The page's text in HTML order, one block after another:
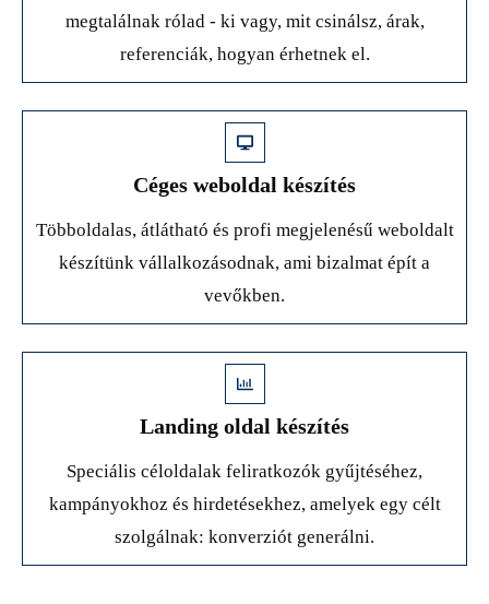
megtalálnak rólad - ki vagy, mit csinálsz, árak,
referenciák, hogyan érhetnek el.
Céges weboldal készítés
Többoldalas, átlátható és profi megjelenésű weboldalt
készítünk vállalkozásodnak, ami bizalmat épít a
vevőkben.
Landing oldal készítés
Speciális céloldalak feliratkozók gyűjtéséhez,
kampányokhoz és hirdetésekhez, amelyek egy célt
szolgálnak: konverziót generálni.